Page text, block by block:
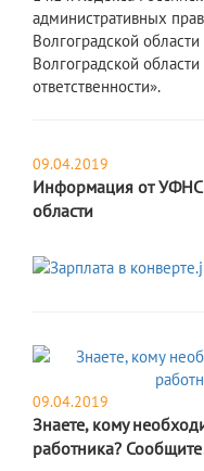
административных
Волгоградской
Волгоградской
ответственности».
09.04.2019
Информация от УФНС
области
09.04.2019
Знаете, кому
работника?